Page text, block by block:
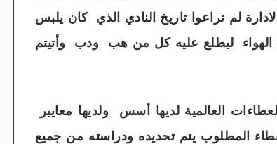
لم تراعوا تاريخ النادي الذي كان يلبس
ليطلع عليه كل من هب ودب وأتيتم
العالمية لديها أسس ولديها معايير
المطلوب يتم تحديده ودراسته من جميع